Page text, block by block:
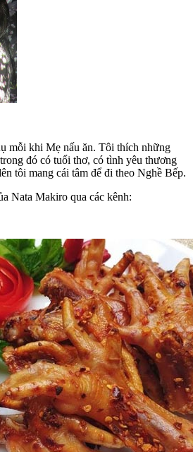
mỗi khi Mẹ nấu ăn. Tôi thích những
đó có tuổi thơ, có tình yêu thương
tôi mang cái tâm để đi theo Nghề Bếp.
Nata Makiro qua các kênh: